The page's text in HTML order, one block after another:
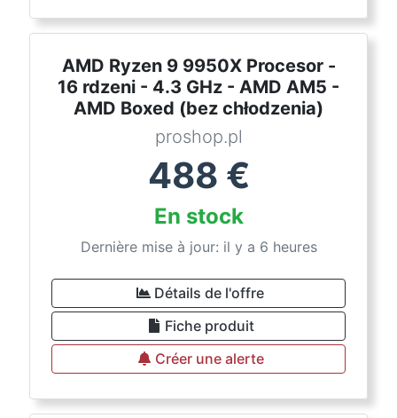
AMD Ryzen 9 9950X Procesor -
16 rdzeni - 4.3 GHz - AMD AM5 -
AMD Boxed (bez chłodzenia)
proshop.pl
488 €
En stock
Dernière mise à jour: il y a 6 heures
Détails de l'offre
Fiche produit
Créer une alerte